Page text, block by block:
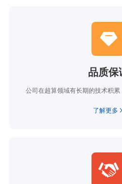
品质保
公司在超算领域有长期的技术积
了解更多